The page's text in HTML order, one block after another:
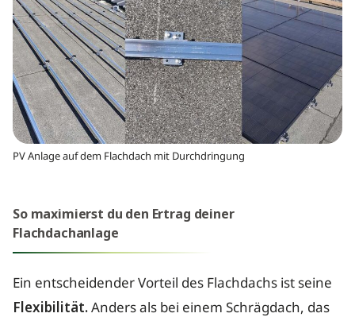
PV Anlage auf dem Flachdach mit Durchdringung
So maximierst du den Ertrag deiner
Flachdachanlage
Ein entscheidender Vorteil des Flachdachs ist seine
Flexibilität.Anders als bei einem Schrägdach, das